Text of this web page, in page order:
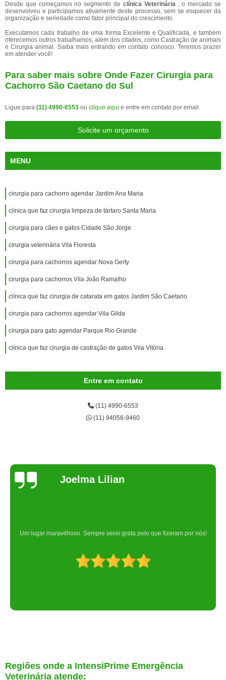
Desde que começamos no segmento de clínica Veterinária , o mercado se
desenvolveu e participamos ativamente deste processo, sem se esquecer da
organização e seriedade como fator principal do crescimento.
Executamos cada trabalho de uma forma Excelente e Qualificada, e também
oferecemos outros trabalhamos, além dos citados, como Castração de animais
e Cirurgia animal. Saiba mais entrando em contato conosco. Teremos prazer
em atender você!
Para saber mais sobre Onde Fazer Cirurgia para
Cachorro São Caetano do Sul
Ligue para (11) 4990-6553 ou clique aqui e entre em contato por email.
Solicite um orçamento
MENU
cirurgia para cachorro agendar Jardim Ana Maria
clínica que faz cirurgia limpeza de tártaro Santa Maria
cirurgia para cães e gatos Cidade São Jorge
cirurgia veterinária Vila Floresta
cirurgia para cachorros agendar Nova Gerty
cirurgia para cachorros Vila João Ramalho
clínica que faz cirurgia de catarata em gatos Jardim São Caetano
cirurgia para cachorros agendar Vila Gilda
cirurgia para gato agendar Parque Rio Grande
clínica que faz cirurgia de castração de gatos Vila Vitória
Entre em contato
(11) 4990-6553
(11) 94056-9460
Joelma Lilian
Um lugar maravilhoso. Sempre serei grata pelo que fizeram por nós!
Regiões onde a IntensiPrime Emergência
Veterinária atende: